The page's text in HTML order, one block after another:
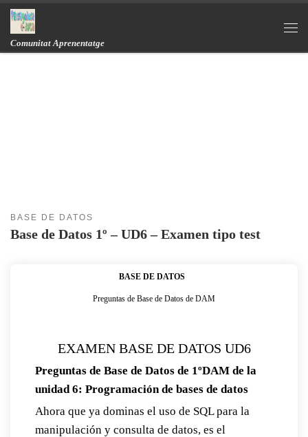
Skip to content
Comunitat Aprenentatge
BASE DE DATOS
Base de Datos 1º – UD6 – Examen tipo test
BASE DE DATOS
Preguntas de Base de Datos de DAM
EXAMEN BASE DE DATOS UD6
Preguntas de Base de Datos de 1ºDAM de la
unidad 6: Programación de bases de datos
Ahora que ya dominas el uso de SQL para la
manipulación y consulta de datos, es el